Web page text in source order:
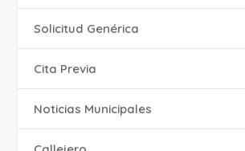
Solicitud Genérica
Cita Previa
‎Noticias Municipales